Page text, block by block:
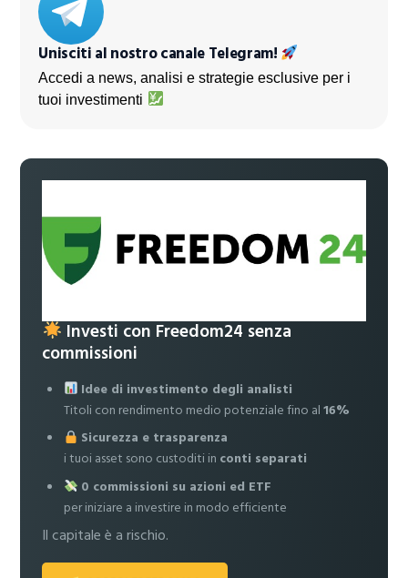
Unisciti al nostro canale Telegram!
Accedi a news, analisi e strategie esclusive per i
tuoi investimenti
Investi con Freedom24 senza
commissioni
Idee di investimento degli analisti
Titoli con rendimento medio potenziale fino al16%
Sicurezza e trasparenza
i tuoi asset sono custoditi in conti separati
0 commissioni su azioni ed ETF
per iniziare a investire in modo efficiente
Il capitale è a rischio.